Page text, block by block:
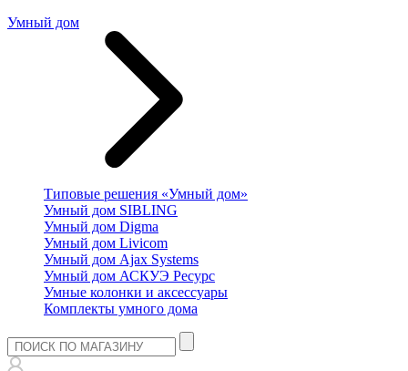
Умный дом
Типовые решения «Умный дом»
Умный дом SIBLING
Умный дом Digma
Умный дом Livicom
Умный дом Ajax Systems
Умный дом АСКУЭ Ресурс
Умные колонки и аксессуары
Комплекты умного дома